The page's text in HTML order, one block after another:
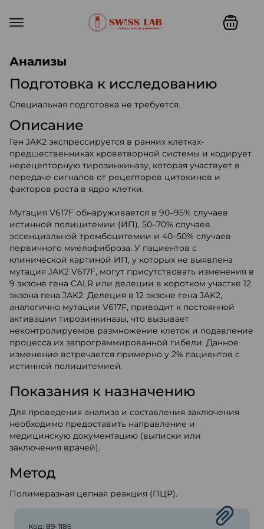
Анализы
Подготовка к исследованию
Специальная подготовка не требуется.
Описание
Ген JAK2 экспрессируется в ранних клетках-
предшественниках кроветворной системы и кодирует
нерецепторную тирозинкиназу, которая участвует в
передаче сигналов от рецепторов цитокинов и
факторов роста в ядро клетки.
Мутация V617F обнаруживается в 90–95% случаев
истинной полицитемии (ИП), 50–70% случаев
эссенциальной тромбоцитемии и 40–50% случаев
первичного миелофиброза. У пациентов с
клинической картиной ИП, у которых не выявлена
мутация JAK2 V617F, могут присутствовать изменения в
9 экзоне гена CALR или делеции в коротком участке 12
экзона гена JAK2. Делеция в 12 экзоне гена JAK2,
аналогично мутации V617F, приводит к постоянной
активации тирозинкиназы, что вызывает
неконтролируемое размножение клеток и подавление
процесса их запрограммированной гибели. Данное
изменение встречается примерно у 2% пациентов с
истинной полицитемией.
Показания к назначению
Для проведения анализа и составления заключения
необходимо предоставить направление и
медицинскую документацию (выписки или
заключения врачей).
Метод
Полимеразная цепная реакция (ПЦР).
Код: 89-1186